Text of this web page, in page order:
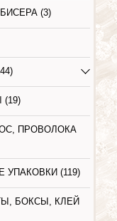
(3)
ПРОВОЛОКА
(119)
БОКСЫ, КЛЕЙ